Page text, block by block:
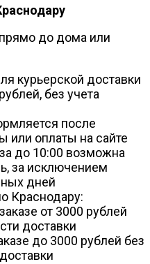
до дома или
курьерской доставки
без учета
после
или оплаты на сайте
до 10:00 возможна
за исключением
дней
Краснодару:
от 3000 рублей
доставки
до 3000 рублей без